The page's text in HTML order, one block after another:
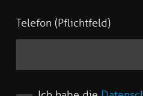
Telefon (Pflichtfeld)